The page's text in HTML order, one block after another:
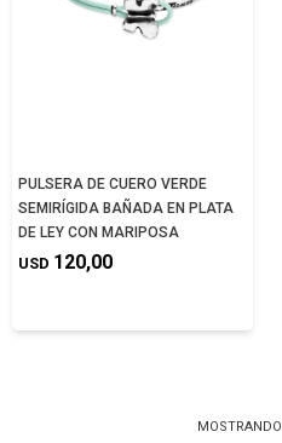
PULSERA DE CUERO VERDE
SEMIRÍGIDA BAÑADA EN PLATA
DE LEY CON MARIPOSA
USD 120,00
MOSTRANDO